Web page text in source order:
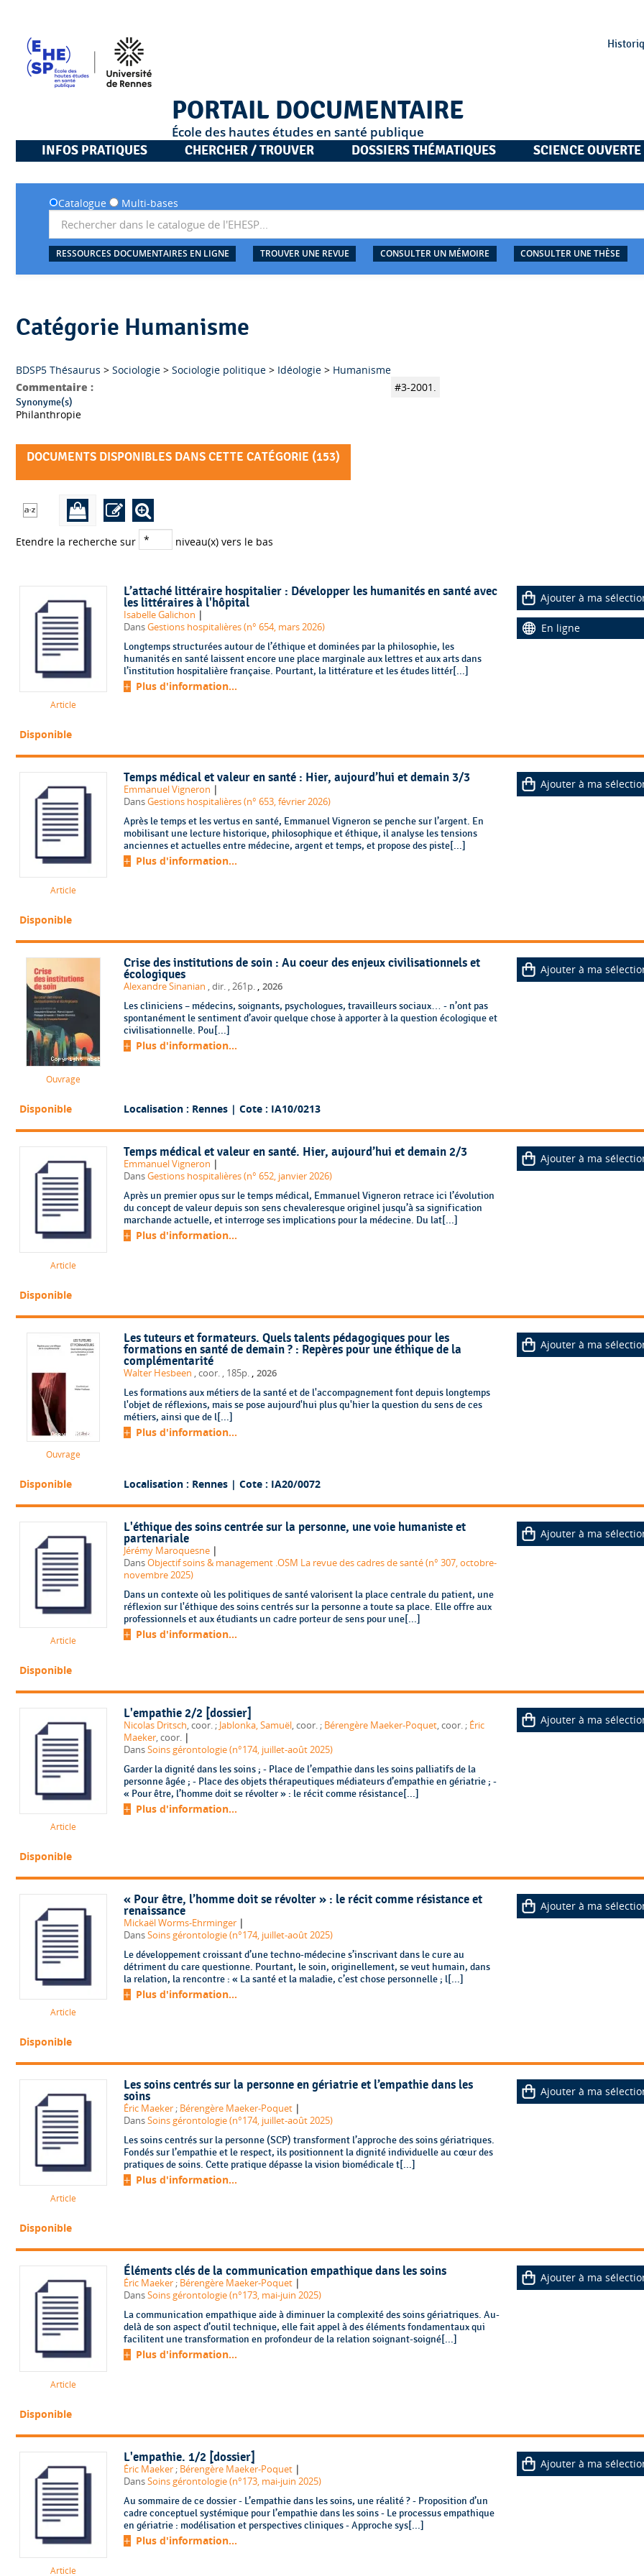
PORTAIL DOCUMENTAIRE
École des hautes études en santé publique
INFOS PRATIQUES
CHERCHER / TROUVER DOSSIERS THÉMATIQUES SCIENCE OUVERTE
Catalogue Multi-bases
RESSOURCES DOCUMENTAIRES EN LIGNE TROUVER UNE REVUE CONSULTER UN MÉMOIRE CONSULTER UNE THÈSE
Catégorie Humanisme
BDSP5 Thésaurus > Sociologie > Sociologie politique > Idéologie > Humanisme
Commentaire :
#3-2001.
Synonyme(s)
Philanthropie
DOCUMENTS DISPONIBLES DANS CETTE CATÉGORIE (153)
Etendre la recherche sur niveau(x) vers le bas
Article
L’attaché littéraire hospitalier : Développer les humanités en santé avec
les littéraires à l'hôpital
Isabelle Galichon |
DansGestions hospitalières (n° 654, mars 2026)
Longtemps structurées autour de l’éthique et dominées par la philosophie, les
humanités en santé laissent encore une place marginale aux lettres et aux arts dans
l’institution hospitalière française. Pourtant, la littérature et les études littér[...]
Plus d'information...
Ajouter à ma
En ligne
Disponible
Article
Temps médical et valeur en santé : Hier, aujourd’hui et demain 3/3
Emmanuel Vigneron |
DansGestions hospitalières (n° 653, février 2026)
Après le temps et les vertus en santé, Emmanuel Vigneron se penche sur l’argent. En
mobilisant une lecture historique, philosophique et éthique, il analyse les tensions
anciennes et actuelles entre médecine, argent et temps, et propose des piste[...]
Plus d'information...
Ajouter à ma
Disponible
Ouvrage
Crise des institutions de soin : Au coeur des enjeux civilisationnels et
écologiques
Alexandre Sinanian , dir. , 261p. , 2026
Les cliniciens – médecins, soignants, psychologues, travailleurs sociaux… - n’ont pas
spontanément le sentiment d’avoir quelque chose à apporter à la question écologique et
civilisationnelle. Pou[...]
Plus d'information...
Ajouter à ma
Disponible Localisation : Rennes | Cote : IA10/0213
Article
Temps médical et valeur en santé. Hier, aujourd’hui et demain 2/3
Emmanuel Vigneron |
DansGestions hospitalières (n° 652, janvier 2026)
Après un premier opus sur le temps médical, Emmanuel Vigneron retrace ici l’évolution
du concept de valeur depuis son sens chevaleresque originel jusqu’à sa signification
marchande actuelle, et interroge ses implications pour la médecine. Du lat[...]
Plus d'information...
Ajouter à ma
Disponible
Ouvrage
Les tuteurs et formateurs. Quels talents pédagogiques pour les
formations en santé de demain ? : Repères pour une éthique de la
complémentarité
Walter Hesbeen , coor. , 185p. , 2026
Les formations aux métiers de la santé et de l'accompagnement font depuis longtemps
l'objet de réflexions, mais se pose aujourd'hui plus qu'hier la question du sens de ces
métiers, ainsi que de l[...]
Plus d'information...
Ajouter à ma
Disponible Localisation : Rennes | Cote : IA20/0072
Article
L'éthique des soins centrée sur la personne, une voie humaniste et
partenariale
Jérémy Maroquesne |
DansObjectif soins & management .OSM La revue des cadres de santé (n° 307, octobre-
novembre 2025)
Dans un contexte où les politiques de santé valorisent la place centrale du patient, une
réflexion sur l'éthique des soins centrés sur la personne a toute sa place. Elle offre aux
professionnels et aux étudiants un cadre porteur de sens pour une[...]
Plus d'information...
Ajouter à ma
Disponible
Article
L'empathie 2/2 [dossier]
Nicolas Dritsch , coor. ; Jablonka, Samuël , coor. ; Bérengère Maeker-Poquet , coor. ; Éric
Maeker, coor. |
DansSoins gérontologie (n°174, juillet-août 2025)
Garder la dignité dans les soins ; - Place de l’empathie dans les soins palliatifs de la
personne âgée ; - Place des objets thérapeutiques médiateurs d’empathie en gériatrie ; -
« Pour être, l’homme doit se révolter » : le récit comme résistance[...]
Plus d'information...
Ajouter à ma
Disponible
Article
« Pour être, l’homme doit se révolter » : le récit comme résistance et
renaissance
Mickaël Worms-Ehrminger |
DansSoins gérontologie (n°174, juillet-août 2025)
Le développement croissant d’une techno-médecine s’inscrivant dans le cure au
détriment du care questionne. Pourtant, le soin, originellement, se veut humain, dans
la relation, la rencontre : « La santé et la maladie, c’est chose personnelle ; l[...]
Plus d'information...
Ajouter à ma
Disponible
Article
Les soins centrés sur la personne en gériatrie et l’empathie dans les
soins
Éric Maeker; Bérengère Maeker-Poquet |
DansSoins gérontologie (n°174, juillet-août 2025)
Les soins centrés sur la personne (SCP) transforment l’approche des soins gériatriques.
Fondés sur l’empathie et le respect, ils positionnent la dignité individuelle au cœur des
pratiques de soins. Cette pratique dépasse la vision biomédicale t[...]
Plus d'information...
Ajouter à ma
Disponible
Article
Éléments clés de la communication empathique dans les soins
Éric Maeker ; Bérengère Maeker-Poquet |
DansSoins gérontologie (n°173, mai-juin 2025)
La communication empathique aide à diminuer la complexité des soins gériatriques. Au-
delà de son aspect d’outil technique, elle fait appel à des éléments fondamentaux qui
facilitent une transformation en profondeur de la relation soignant-soigné[...]
Plus d'information...
Ajouter à ma
Disponible
Article
L'empathie. 1/2 [dossier]
Éric Maeker ; Bérengère Maeker-Poquet |
DansSoins gérontologie (n°173, mai-juin 2025)
Au sommaire de ce dossier - L’empathie dans les soins, une réalité ? - Proposition d’un
cadre conceptuel systémique pour l’empathie dans les soins - Le processus empathique
en gériatrie : modélisation et perspectives cliniques - Approche sys[...]
Plus d'information...
Ajouter à ma